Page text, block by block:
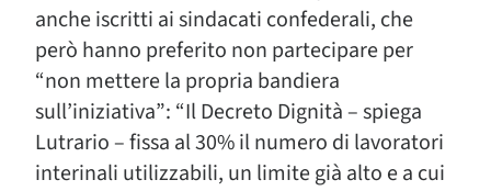
anche iscritti ai sindacati confederali, che
però hanno preferito non partecipare per
“non mettere la propria bandiera
sull’iniziativa”: “Il Decreto Dignità – spiega
Lutrario – fissa al 30% il numero di lavoratori
interinali utilizzabili, un limite già alto e a cui